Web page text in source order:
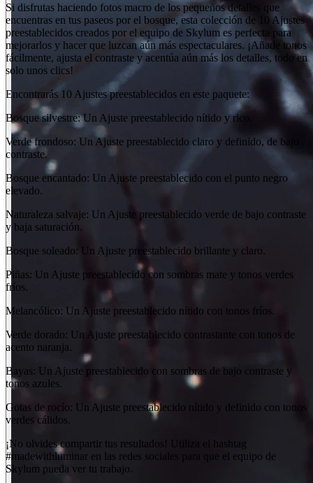
Si disfrutas haciendo fotos macro de los pequeños detalles que
encuentras en tus paseos por el bosque, esta colección de 10 Ajustes
preestablecidos creados por el equipo de Skylum es perfecta para
mejorarlos y hacer que luzcan aún más espectaculares. ¡Añade tonos
fácilmente, ajusta el contraste y acentúa aún más los detalles, todo en
solo unos clics!
Encontrarás 10 Ajustes preestablecidos en este paquete:
Bosque silvestre: Un Ajuste preestablecido nítido y rico.
Verde frondoso: Un Ajuste preestablecido claro y definido, de bajo
contraste.
Bosque encantado: Un Ajuste preestablecido con el punto negro
elevado.
Naturaleza salvaje: Un Ajuste preestablecido verde de bajo contraste
y baja saturación.
Bosque soleado: Un Ajuste preestablecido brillante y claro.
Piñas: Un Ajuste preestablecido con sombras mate y tonos verdes
fríos.
Melancólico: Un Ajuste preestablecido nítido con tonos fríos.
Verde dorado: Un Ajuste preestablecido contrastante con tonos de
acento naranja.
Bayas: Un Ajuste preestablecido con sombras de bajo contraste y
tonos azules.
Gotas de rocío: Un Ajuste preestablecido nítido y definido con tonos
verdes cálidos.
¡No olvides compartir tus resultados! Utiliza el hashtag
#madewithluminar en las redes sociales para que el equipo de
Skylum pueda ver tu trabajo.